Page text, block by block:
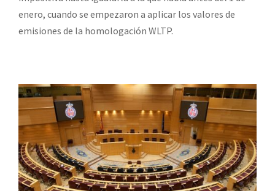
enero, cuando se empezaron a aplicar los valores de
emisiones de la homologación WLTP.